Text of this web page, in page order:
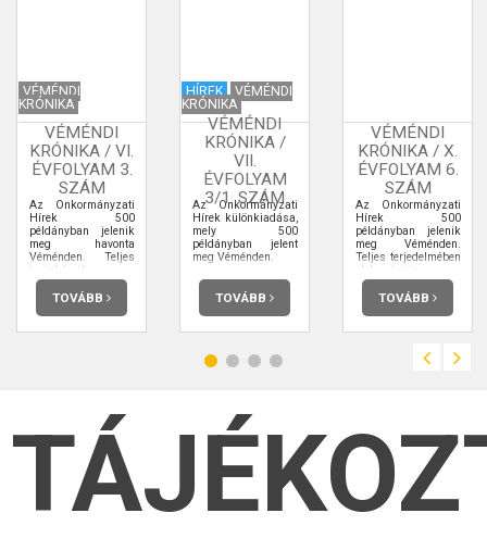
VÉMÉNDI
KRÓNIKA
VÉMÉNDI
KRÓNIKA / VI.
ÉVFOLYAM 3.
SZÁM
Az Önkormányzati
Hírek 500
példányban jelenik
meg havonta
Véménden. Teljes
terjedelmében
elolvashatja.
TOVÁBB
HÍREK
VÉMÉNDI
KRÓNIKA
VÉMÉNDI
KRÓNIKA /
VII.
ÉVFOLYAM
3/1. SZÁM
Az Önkormányzati
Hírek különkiadása,
mely 500
példányban jelent
meg Véménden.
TOVÁBB
VÉMÉNDI
KRÓNIKA / X.
ÉVFOLYAM 6.
SZÁM
Az Önkormányzati
Hírek 500
példányban jelenik
meg Véménden.
Teljes terjedelmében
elolvashatja.
TOVÁBB